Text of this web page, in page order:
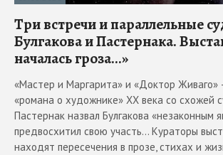
Три встречи и параллельные
Булгакова и Пастернака.
началась гроза...»
«Мастер и Маргарита» и «Доктор Живаго»
«романа о художнике» ХХ века со схожей
Пастернак назвал Булгакова «незаконным
предвосхитил свою участь... Кураторы
находят пересечения в прозе, стихах и